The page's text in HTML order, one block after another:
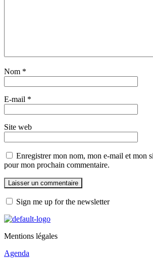
Nom *
E-mail *
Site web
Enregistrer mon nom, mon e-mail et mon
pour mon prochain commentaire.
Sign me up for the newsletter
Mentions légales
Agenda